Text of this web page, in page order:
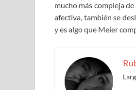
mucho más compleja
afectiva, también se
y es algo que Meier